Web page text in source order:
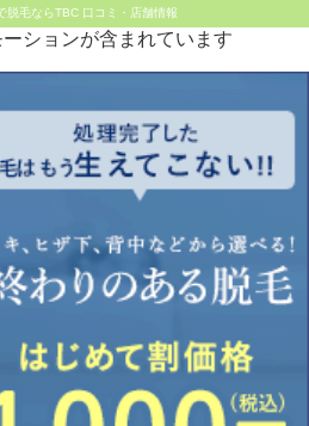
脱毛ならTBC 口コミ・店舗情報
ションが含まれています